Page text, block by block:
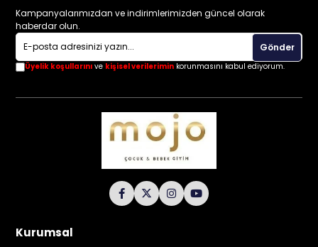
Kampanyalarımızdan ve indirimlerimizden güncel olarak
haberdar olun.
Gönder
Üyelik koşullarını ve kişisel verilerimin korunmasını kabul ediyorum.
Kurumsal